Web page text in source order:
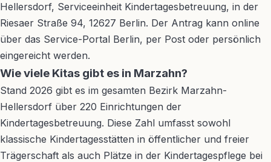
Hellersdorf, Serviceeinheit Kindertagesbetreuung, in der
Riesaer Straße 94, 12627 Berlin. Der Antrag kann online
über das Service-Portal Berlin, per Post oder persönlich
eingereicht werden.
Wie viele Kitas gibt es in Marzahn?
Stand 2026 gibt es im gesamten Bezirk Marzahn-
Hellersdorf über 220 Einrichtungen der
Kindertagesbetreuung. Diese Zahl umfasst sowohl
klassische Kindertagesstätten in öffentlicher und freier
Trägerschaft als auch Plätze in der Kindertagespflege bei